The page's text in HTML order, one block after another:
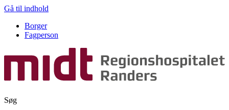
Gå til indhold
Borger
Fagperson
Søg